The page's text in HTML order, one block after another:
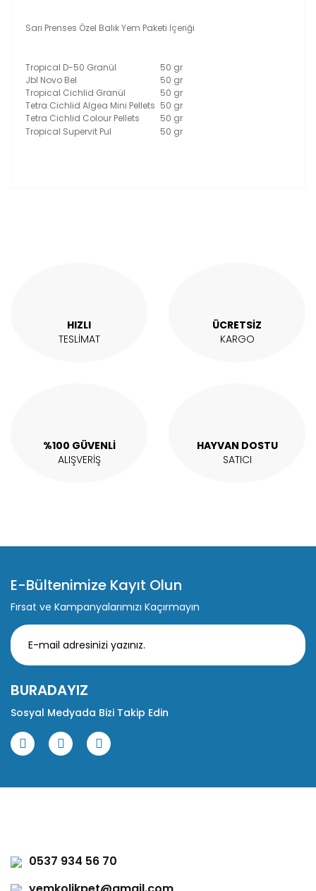
Sarı Prenses Özel Balık Yem Paketi İçeriği
Tropical D-50 Granül
50 gr
Jbl Novo Bel
50 gr
Tropical Cichlid Granül
50 gr
Tetra Cichlid Algea Mini Pellets 50 gr
Tetra Cichlid Colour Pellets
50 gr
Tropical Supervit Pul
50 gr
Bu ürüne benzer farklı alternatifler olmalı.
HIZLI
TESLİMAT
ÜCRETSİZ
KARGO
%100 GÜVENLİ
ALIŞVERİŞ
HAYVAN DOSTU
SATICI
E-Bültenimize Kayıt Olun
Fırsat ve Kampanyalarımızı Kaçırmayın
BURADAYIZ
Sosyal Medyada Bizi Takip Edin
0537 934 56 70